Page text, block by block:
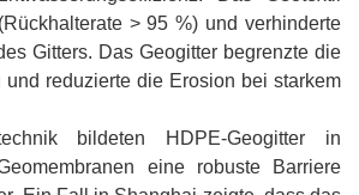
> 95 %) und verhinderte
Gitters. Das Geogitter begrenzte die
und reduzierte die Erosion bei starkem
bildeten HDPE-Geogitter in
eine robuste Barriere